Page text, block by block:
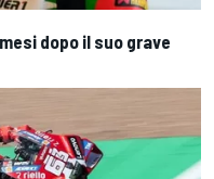
dopo il suo grave